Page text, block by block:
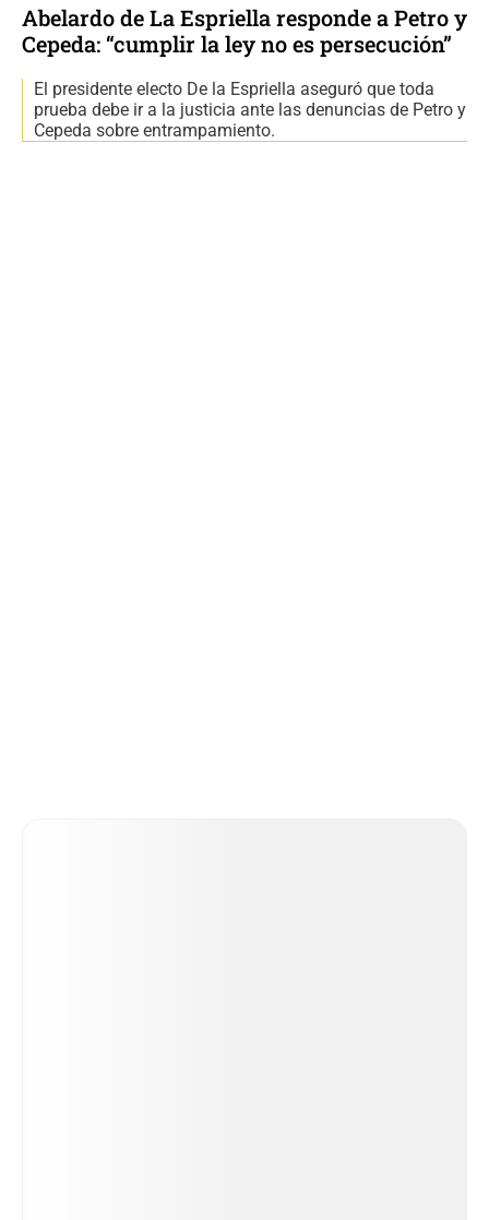
Abelardo de La Espriella responde a Petro y
Cepeda: “cumplir la ley no es persecución”
El presidente electo De la Espriella aseguró que toda
prueba debe ir a la justicia ante las denuncias de Petro y
Cepeda sobre entrampamiento.